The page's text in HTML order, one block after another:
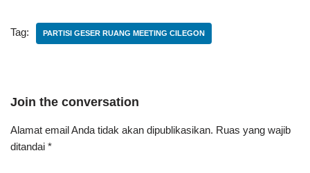
Tag: PARTISI GESER RUANG MEETING CILEGON
Join the conversation
Alamat email Anda tidak akan dipublikasikan. Ruas yang wajib
ditandai *